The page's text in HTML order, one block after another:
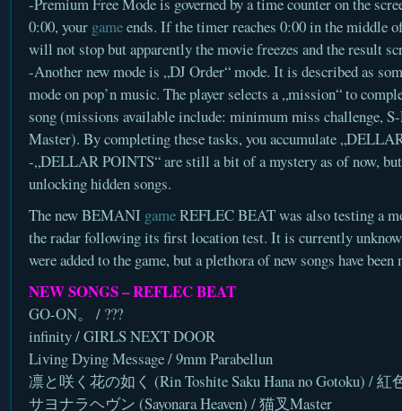
0:00, your gameends. If the timer reaches 0:00 in the middle
will not stop but apparently the movie freezes and the result
-Another new mode is „DJ Order“ mode. It is described as
mode on pop’n music. The player selects a „mission“ to
song (missions available include: minimum miss challenge,
Master). By completing these tasks, you accumulate
-„DELLAR POINTS“ are still a bit of a mystery as of now, but
unlocking hidden songs.
The new BEMANI gameREFLEC BEAT was also testing a
the radar following its first location test. It is currently
were added to the game, but a plethora of new songs have
NEW SONGS – REFLEC BEAT
GO-ON。 / ???
infinity / GIRLS NEXT DOOR
Living Dying Message / 9mm Parabellun
凛と咲く花の如く (Rin Toshite Saku Hana no Gotoku) /
サヨナラヘヴン (Sayonara Heaven) / 猫叉Master